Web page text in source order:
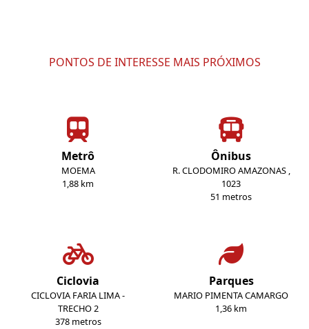
PONTOS DE INTERESSE MAIS PRÓXIMOS
Metrô
MOEMA
1,88 km
Ônibus
R. CLODOMIRO AMAZONAS ,
1023
51 metros
Ciclovia
CICLOVIA FARIA LIMA -
TRECHO 2
378 metros
Parques
MARIO PIMENTA CAMARGO
1,36 km